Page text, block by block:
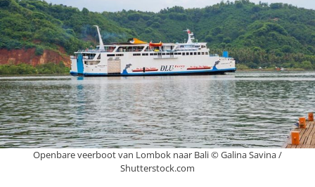
Openbare veerboot van Lombok naar Bali © Galina Savina /
Shutterstock.com